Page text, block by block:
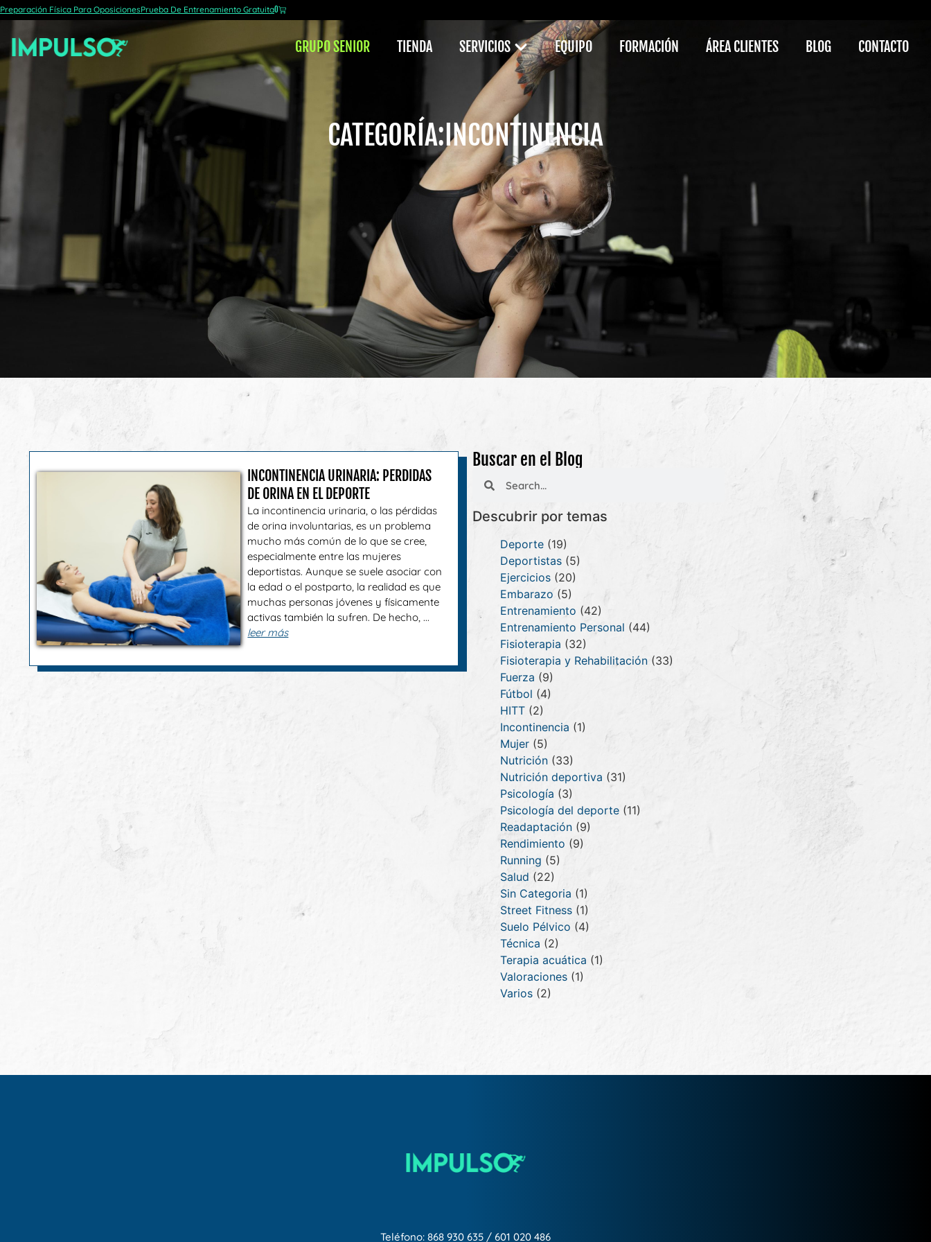
Preparación Física Para OposicionesPrueba De Entrenamiento Gratuita0
GRUPO SENIOR TIENDA SERVICIOS EQUIPO FORMACIÓN ÁREA CLIENTES BLOG CONTACTO
CATEGORÍA: INCONTINENCIA
INCONTINENCIA URINARIA: PERDIDAS
DE ORINA EN EL DEPORTE
La incontinencia urinaria, o las pérdidas
de orina involuntarias, es un problema
mucho más común de lo que se cree,
especialmente entre las mujeres
deportistas. Aunque se suele asociar con
la edad o el postparto, la realidad es que
muchas personas jóvenes y físicamente
activas también la sufren. De hecho, ...
leer más
Buscar en el Blog
Descubrir por temas
Deporte (19)
Deportistas (5)
Ejercicios (20)
Embarazo (5)
Entrenamiento (42)
Entrenamiento Personal (44)
Fisioterapia (32)
Fisioterapia y Rehabilitación (33)
Fuerza (9)
Fútbol (4)
HITT (2)
Incontinencia (1)
Mujer (5)
Nutrición (33)
Nutrición deportiva (31)
Psicología (3)
Psicología del deporte (11)
Readaptación (9)
Rendimiento (9)
Running (5)
Salud (22)
Sin Categoria (1)
Street Fitness (1)
Suelo Pélvico (4)
Técnica (2)
Terapia acuática (1)
Valoraciones (1)
Varios (2)
Teléfono: 868 930 635 / 601 020 486